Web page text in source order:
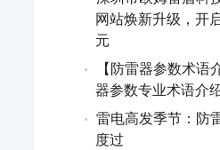
网站焕新升级，开
元
【防雷器参数术语
器参数专业术语介
雷电高发季节：防
度过